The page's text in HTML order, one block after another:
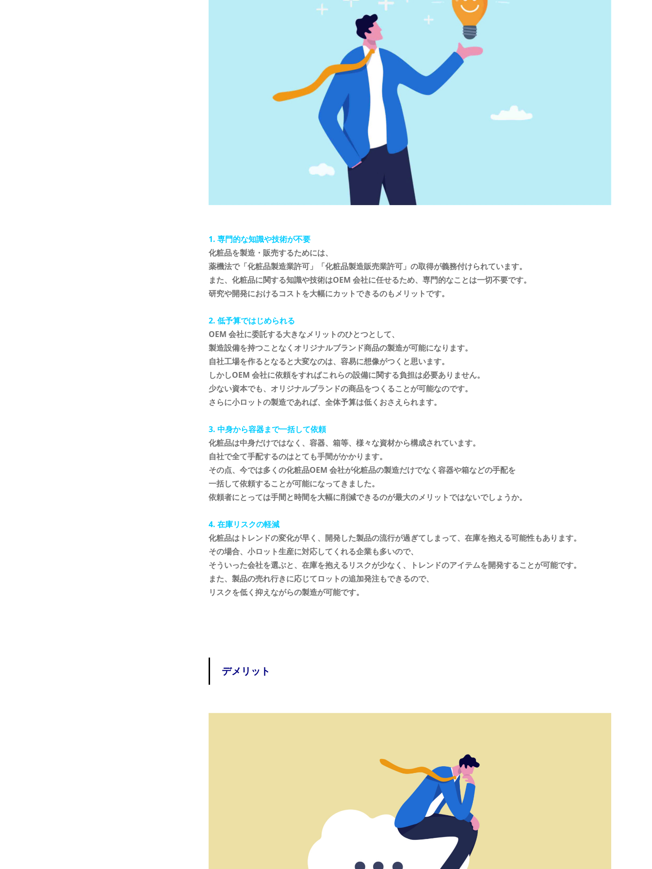
1. 専門的な知識や技術が不要
化粧品を製造・販売するためには、
薬機法で「化粧品製造業許可」「化粧品製造販売業許可」の取得が義務付けられています。
また、化粧品に関する知識や技術はOEM 会社に任せるため、専門的なことは一切不要です。
研究や開発におけるコストを大幅にカットできるのもメリットです。
2. 低予算ではじめられる
OEM 会社に委託する大きなメリットのひとつとして、
製造設備を持つことなくオリジナルブランド商品の製造が可能になります。
自社工場を作るとなると大変なのは、容易に想像がつくと思います。
しかしOEM 会社に依頼をすればこれらの設備に関する負担は必要ありません。
少ない資本でも、オリジナルブランドの商品をつくることが可能なのです。
さらに小ロットの製造であれば、全体予算は低くおさえられます。
3. 中身から容器まで一括して依頼
化粧品は中身だけではなく、容器、箱等、様々な資材から構成されています。
自社で全て手配するのはとても手間がかかります。
その点、今では多くの化粧品OEM 会社が化粧品の製造だけでなく容器や箱などの手配を
一括して依頼することが可能になってきました。
依頼者にとっては手間と時間を大幅に削減できるのが最大のメリットではないでしょうか。
4. 在庫リスクの軽減
化粧品はトレンドの変化が早く、開発した製品の流行が過ぎてしまって、在庫を抱える可能性もあります。
その場合、小ロット生産に対応してくれる企業も多いので、
そういった会社を選ぶと、在庫を抱えるリスクが少なく、トレンドのアイテムを開発することが可能です。
また、製品の売れ行きに応じてロットの追加発注もできるので、
リスクを低く抑えながらの製造が可能です。
デメリット